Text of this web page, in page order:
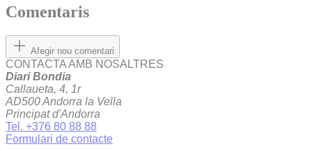
Comentaris
Afegir nou comentari
CONTACTA AMB NOSALTRES
Diari Bondia
Callaueta, 4, 1r
AD500 Andorra la Vella
Principat d'Andorra
Tel. +376 80 88 88
Formulari de contacte